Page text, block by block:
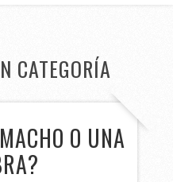
CATEGORÍA
O UNA